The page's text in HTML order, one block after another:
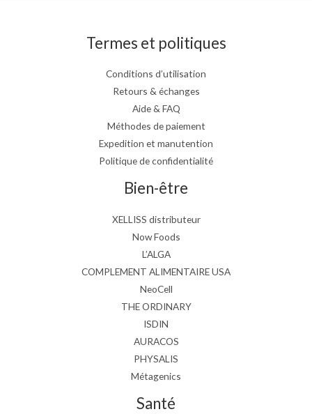
Termes et politiques
Conditions d’utilisation
Retours & échanges
Aide & FAQ
Méthodes de paiement
Expedition et manutention
Politique de confidentialité
Bien-être
XELLISS distributeur
Now Foods
L’ALGA
COMPLEMENT ALIMENTAIRE USA
NeoCell
THE ORDINARY
ISDIN
AURACOS
PHYSALIS
Métagenics
Santé